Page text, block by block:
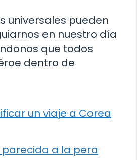
universales pueden
en nuestro día
que todos
dentro de
un viaje a Corea
a la pera